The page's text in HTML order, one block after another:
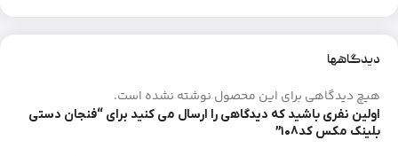
دیدگاهها
هیچ دیدگاهی برای این محصول نوشته نشده است.
اولین نفری باشید که دیدگاهی را ارسال می کنید برای “فنجان دستی
بلینک مکس کد۱۰۸”